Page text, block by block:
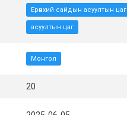
Ерөнхий сайдын асуултын цаг
асуултын цаг
Монгол
20